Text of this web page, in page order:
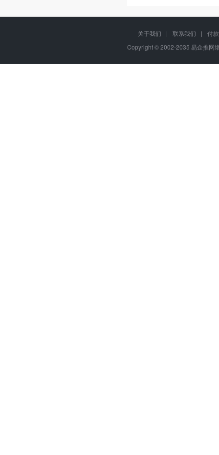
关于我们 | 联系我们 |
付
Copyright © 2002-2035 易企推网